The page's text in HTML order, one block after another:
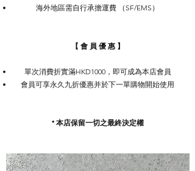
海外地區需自行承擔運費 （SF/EMS）
【 會 員 優 惠 】​​
單次消費折實滿HKD1000，即可成為本店會員
會員可享永久九折優惠并於下一單購物開始使用
* 本店保留一切之最終決定權